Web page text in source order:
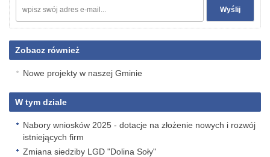
Zobacz również
Nowe projekty w naszej Gminie
W tym dziale
Nabory wniosków 2025 - dotacje na złożenie nowych i rozwój
istniejących firm
Zmiana siedziby LGD "Dolina Soły"